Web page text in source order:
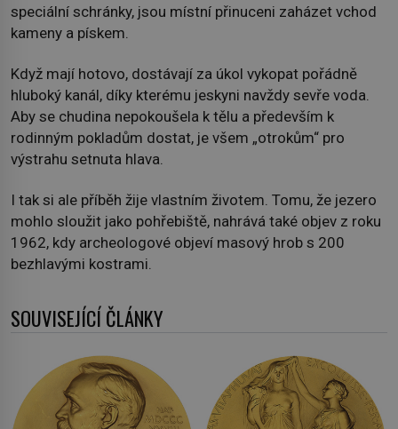
speciální schránky, jsou místní přinuceni zaházet vchod
kameny a pískem.
Když mají hotovo, dostávají za úkol vykopat pořádně
hluboký kanál, díky kterému jeskyni navždy sevře voda.
Aby se chudina nepokoušela k tělu a především k
rodinným pokladům dostat, je všem „otrokům“ pro
výstrahu setnuta hlava.
I tak si ale příběh žije vlastním životem. Tomu, že jezero
mohlo sloužit jako pohřebiště, nahrává také objev z roku
1962, kdy archeologové objeví masový hrob s 200
bezhlavými kostrami.
SOUVISEJÍCÍ ČLÁNKY